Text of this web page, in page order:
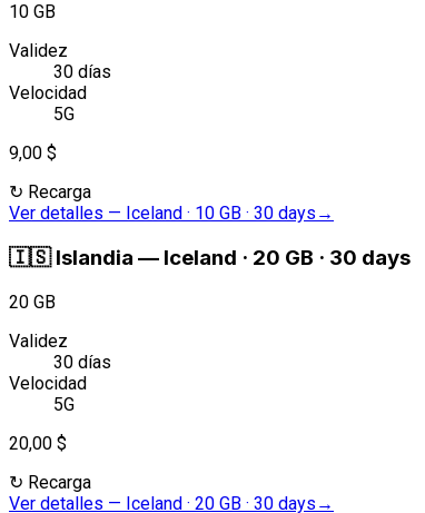
10 GB
Validez
30 días
Velocidad
5G
9,00 $
↻ Recarga
Ver detalles — Iceland · 10 GB · 30 days →
🇮🇸 Islandia — Iceland · 20 GB · 30 days
20 GB
Validez
30 días
Velocidad
5G
20,00 $
↻ Recarga
Ver detalles — Iceland · 20 GB · 30 days →